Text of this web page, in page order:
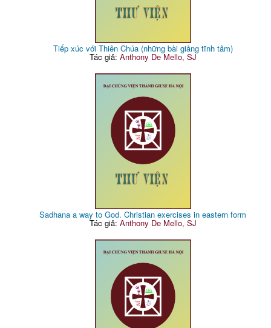
Tiếp xúc với Thiên Chúa (những bài giảng tĩnh tâm)
Tác giả: Anthony De Mello, SJ
Sadhana a way to God. Christian exercises in eastern form
Tác giả: Anthony De Mello, SJ